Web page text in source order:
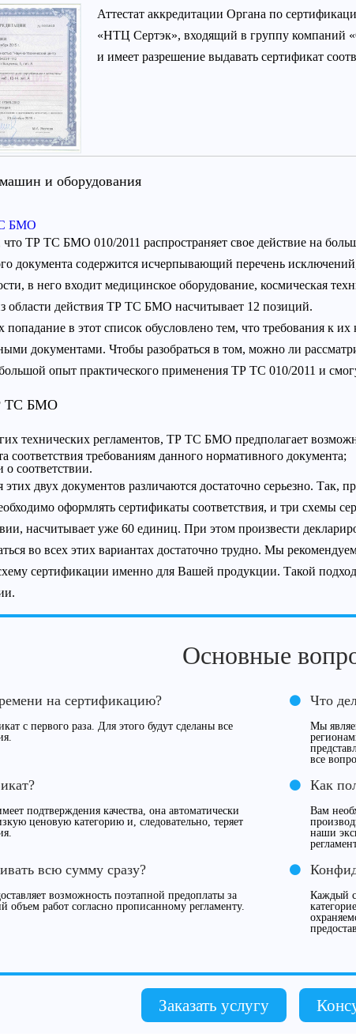
Аттестат аккредитации Органа по
«НТЦ Сертэк», входящий в группу компаний
и имеет разрешение выдавать сертификат
и оборудования
БМО
ТР ТС БМО 010/2011 распространяет свое действие на
документа содержится исчерпывающий перечень
в него входит медицинское оборудование, космическая
области действия ТР ТС БМО насчитывает 12 позиций.
в этот список обусловлено тем, что требования к
документами. Чтобы разобраться в том, можно ли
опыт практического применения ТР ТС 010/2011 и
ТС БМО
технических регламентов, ТР ТС БМО предполагает
соответствия требованиям данного нормативного документа;
соответствии.
двух документов различаются достаточно серьезно. Так,
оформлять сертификаты соответствия, и три схемы
насчитывает уже 60 единиц. При этом произвести
во всех этих вариантах достаточно трудно. Мы
сертификации именно для Вашей продукции. Такой
Основные
на сертификацию?
с первого раза. Для этого будут сделаны все
Что
Мы
все
подтверждения качества, она автоматически
ценовую категорию и, следовательно, теряет
Как
Вам
наши
всю сумму сразу?
возможность поэтапной предоплаты за
работ согласно прописанному регламенту.
Каждый
Заказать услугу